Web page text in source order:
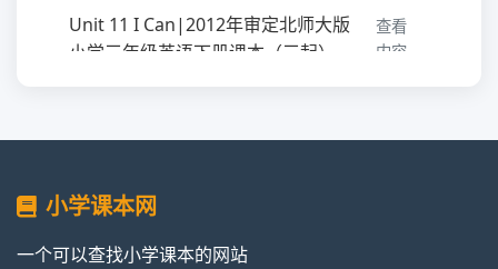
Unit 11 I Can|2012年审定北师大版
小学三年级英语下册课本（三起）
查看
内容
小学三年级英语下册课本（三起）
内容
词汇表 Vocabulary|2012年审定北师
大版小学三年级英语下册课本（三
起）
小学课本网
一个可以查找小学课本的网站